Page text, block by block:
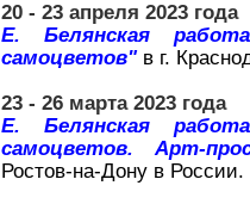
20 - 23 апреля 2023 года
Е. Белянская
самоцветов" в г.
23 - 26 марта 2023 года
Е. Белянская
самоцветов. Арт-
Ростов-на-Дону в России.